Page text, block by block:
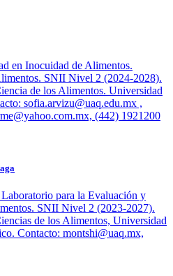
en Inocuidad de Alimentos.
SNII Nivel 2 (2024-2028).
de los Alimentos. Universidad
sofia.arvizu@uaq.edu.mx ,
(442) 1921200
para la Evaluación y
SNII Nivel 2 (2023-2027).
de los Alimentos, Universidad
Contacto: montshi@uaq.mx,